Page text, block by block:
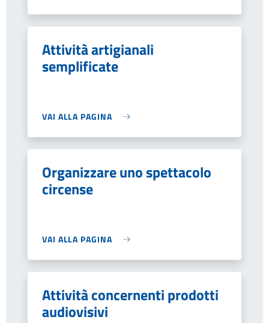
Attività artigianali
semplificate
VAI ALLA PAGINA
Organizzare uno spettacolo
circense
VAI ALLA PAGINA
Attività concernenti prodotti
audiovisivi